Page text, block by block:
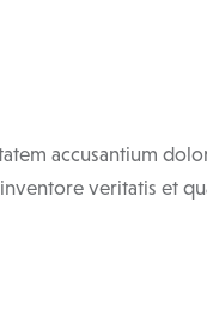
accusantium
veritatis et